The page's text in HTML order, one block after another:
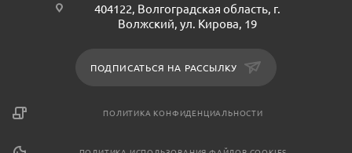
404122, Волгоградская область, г.
Волжский, ул. Кирова, 19
ПОДПИСАТЬСЯ НА РАССЫЛКУ
ПОЛИТИКА КОНФИДЕНЦИАЛЬНОСТИ